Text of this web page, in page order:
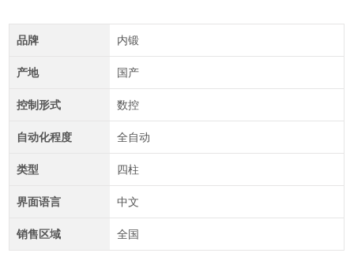
品牌 内锻
产地 国产
控制形式 数控
自动化程度 全自动
类型 四柱
界面语言 中文
销售区域 全国